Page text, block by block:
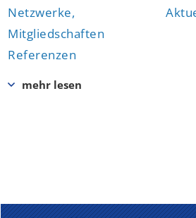
Netzwerke,
Mitgliedschaften
Referenzen